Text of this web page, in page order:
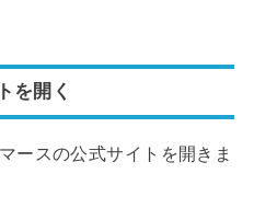
を開く
ースの公式サイトを開きま